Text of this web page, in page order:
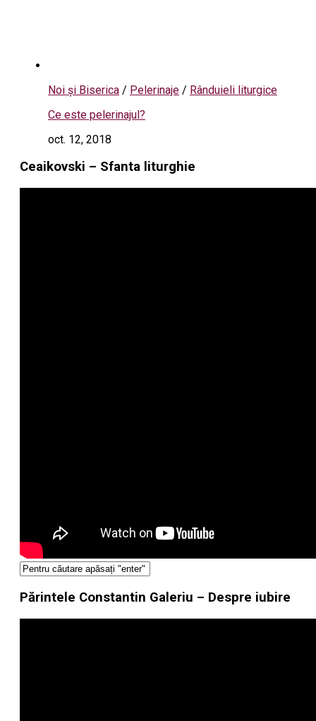
Noi și Biserica / Pelerinaje / Rânduieli liturgice
Ce este pelerinajul?
oct. 12, 2018
Ceaikovski – Sfanta liturghie
Părintele Constantin Galeriu – Despre iubire